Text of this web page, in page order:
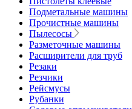
Подметальные машины
Прочистные машины
Пылесосы
Разметочные машины
Расширители для труб
Резаки
Резчики
Рейсмусы
Рубанки